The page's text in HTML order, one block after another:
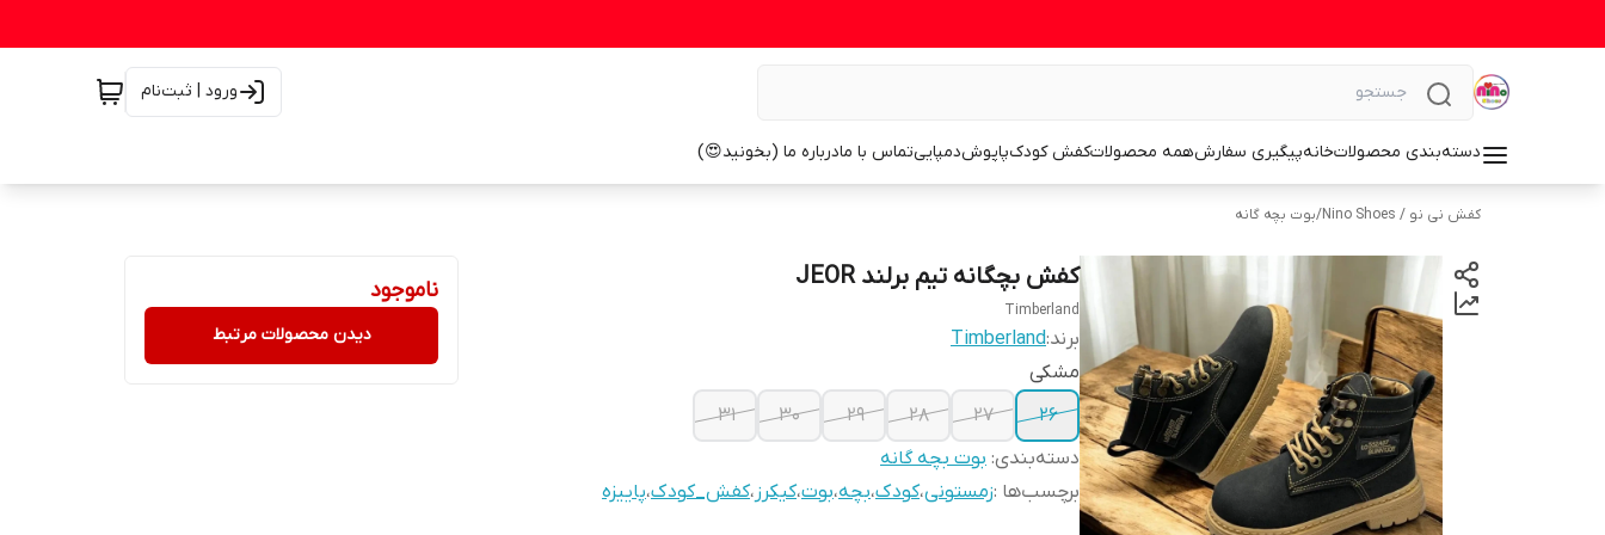
ورود | ثبت‌نام
دسته‌بندی محصولاتخانهپیگیری سفارشهمه محصولاتکفش کودکپاپوشدمپاییتماس با مادرباره ما (بخونید😍)
کفش نی نو / Nino Shoes /بوت بچه گانه
کفش بچگانه تیم برلند JEOR
Timberland
برند:Timberland
مشکی
26
27
28
29
30
31
دسته‌بندی: بوت بچه گانه
برچسب‌ها :زمستونی،کودک،بچه،بوت،کیکرز ،کفش_کودک،پاییزه
ناموجود
دیدن محصولات مرتبط